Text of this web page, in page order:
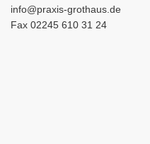
info@praxis-grothaus.de
Fax 02245 610 31 24